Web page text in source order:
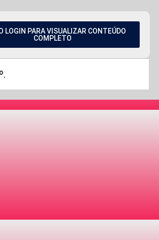
LOGIN PARA VISUALIZAR CONTEÚDO
COMPLETO